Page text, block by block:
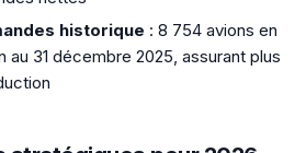
historique : 8 754 avions en
au 31 décembre 2025, assurant plus